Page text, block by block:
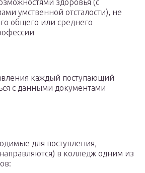
здоровья (с
умственной отсталости), не
общего или среднего
каждый поступающий
с данными документами
для поступления,
в колледж одним из